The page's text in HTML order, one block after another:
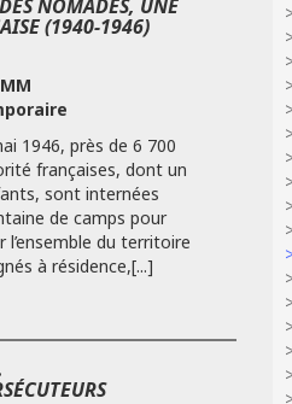
NOMADES, UNE
(1940-1946)
1946, près de 6 700
françaises, dont un
sont internées
de camps pour
l’ensemble du territoire
à résidence,[...]